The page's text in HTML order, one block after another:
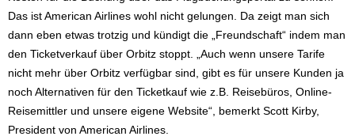
Das ist American Airlines wohl nicht gelungen. Da zeigt man sich
dann eben etwas trotzig und kündigt die „Freundschaft“ indem man
den Ticketverkauf über Orbitz stoppt. „Auch wenn unsere Tarife
nicht mehr über Orbitz verfügbar sind, gibt es für unsere Kunden ja
noch Alternativen für den Ticketkauf wie z.B. Reisebüros, Online-
Reisemittler und unsere eigene Website“, bemerkt Scott Kirby,
President von American Airlines.